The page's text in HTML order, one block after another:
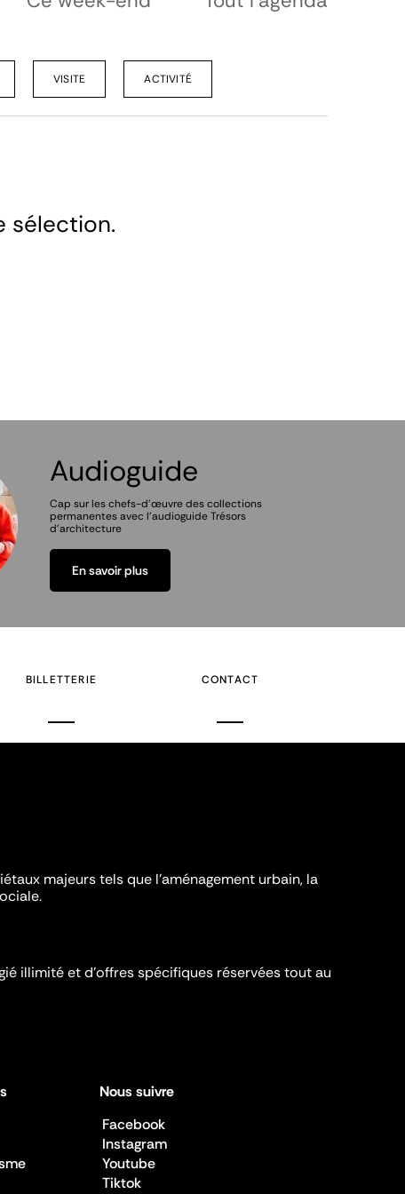
VISITE ACTIVITÉ
sélection.
Audioguide
Cap sur les chefs-d'œuvre des collections
permanentes avec l'audioguide Trésors
d'architecture
En savoir plus
BILLETTERIE CONTACT
majeurs tels que l'aménagement urbain, la
illimité et d’offres spécifiques réservées tout au
Nous suivre
Facebook
Instagram
Youtube
Tiktok